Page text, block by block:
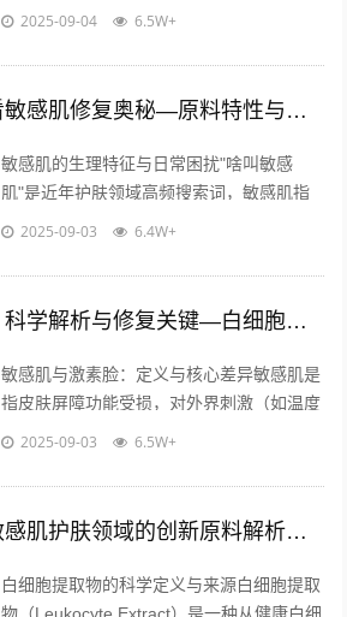
是一种通过生物技术从白细胞中分离出的活
2025-09-04 6.5W+
从白细胞提取物看敏感肌修复奥秘—原料特性与批发应用解析
敏感肌的生理特征与日常困扰"啥叫敏感
肌"是近年护肤领域高频搜索词，敏感肌指
皮肤屏障功能受损、角质层薄弱的脆弱肤
研...
2025-09-03 6.4W+
敏感肌与激素脸，科学解析与修复关键—白细胞提取物的应用价值
敏感肌与激素脸：定义与核心差异敏感肌是
指皮肤屏障功能受损，对外界刺激（如温度
变化、化学成分、紫外线等）反应过激的皮
2025-09-03 6.5W+
白细胞提取物，敏感肌护肤领域的创新原料解析与应用前景
白细胞提取物的科学定义与来源白细胞提取